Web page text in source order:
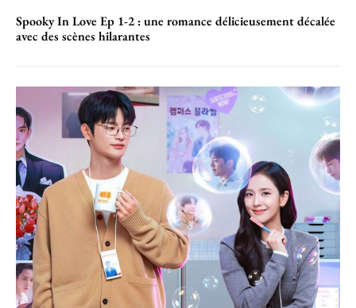
Spooky In Love Ep 1-2 : une romance délicieusement décalée
avec des scènes hilarantes